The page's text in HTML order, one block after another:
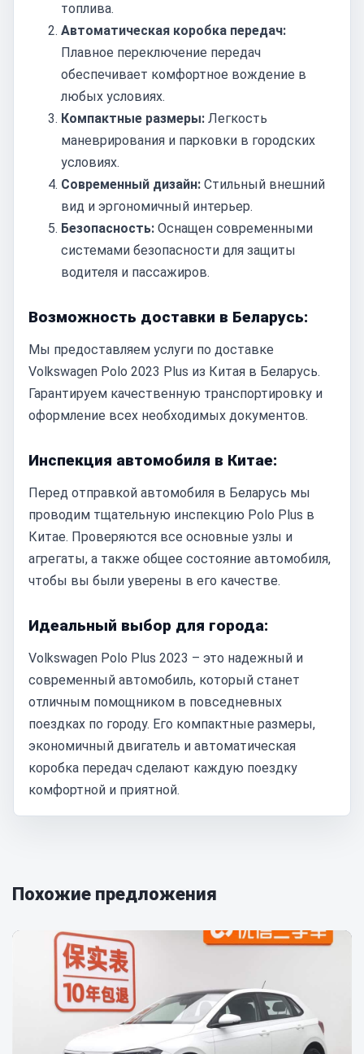
топлива.
Автоматическая коробка передач:
Плавное переключение передач
обеспечивает комфортное вождение в
любых условиях.
Компактные размеры: Легкость
маневрирования и парковки в городских
условиях.
Современный дизайн: Стильный внешний
вид и эргономичный интерьер.
Безопасность: Оснащен современными
системами безопасности для защиты
водителя и пассажиров.
Возможность доставки в Беларусь:
Мы предоставляем услуги по доставке
Volkswagen Polo 2023 Plus из Китая в Беларусь.
Гарантируем качественную транспортировку и
оформление всех необходимых документов.
Инспекция автомобиля в Китае:
Перед отправкой автомобиля в Беларусь мы
проводим тщательную инспекцию Polo Plus в
Китае. Проверяются все основные узлы и
агрегаты, а также общее состояние автомобиля,
чтобы вы были уверены в его качестве.
Идеальный выбор для города:
Volkswagen Polo Plus 2023 – это надежный и
современный автомобиль, который станет
отличным помощником в повседневных
поездках по городу. Его компактные размеры,
экономичный двигатель и автоматическая
коробка передач сделают каждую поездку
комфортной и приятной.
Похожие предложения